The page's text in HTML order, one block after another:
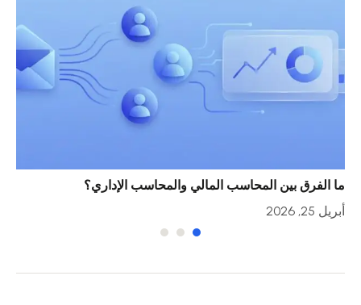
ما الفرق بين المحاسب المالي والمحاسب الإداري؟
أبريل 25, 2026